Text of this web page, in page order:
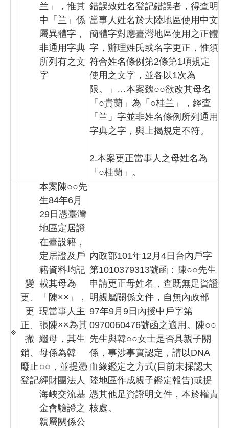
兰」，惟其
中「兰」係
屬異體字，
非通用字典
所列有之文
字
錯誤致姓名登記錯誤者，得查明
當事人姓名於大陸地區使用中文
簡體字對應臺灣地區使用之正體
字，辦理姓氏或名字更正，惟須
符合姓名條例第2條第1項規定
使用之文字，並各以1次為
限。」…本案魏○○欲改其母名
「○貴蘭」為「○桂兰」，經查
「兰」字並非姓名條例所列通用
字典之字，與上揭規定不符。
2.本案更正當事人之母姓名為
「○桂蘭」。
※
變
更、
更
正、
撤
銷、
廢止
登記
本案陳○○先
生84年6月
29日憑臺灣
地區定居證
在臺設籍，
定居證及戶
籍資料均記
載其母為
「陳××」，
現當事人主
張陳××為其
繼母，其生
母係為韓
○○，並提憑
經財團法人
海峽交流基
金會驗證之
親屬關係公
內政部101年12月4日台內戶字
第1010379313號函：陳○○先生
申請更正母姓名，查既無足資證
明親屬關係文件，自無內政部
97年9月9日內授中戶字第
0970060476號函之適用。陳○○
先生與韓○○女士是否具親子關
係，事涉事實認定，請以DNA
血緣鑑定之方式(目前未採認大
陸地區作成親子鑑定報告)或提
憑其他足資證明文件，本於權責
核處。